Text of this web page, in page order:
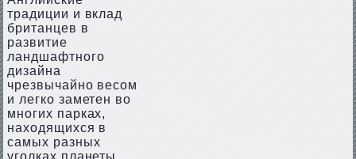
традиции и вклад
британцев в
развитие
ландшафтного
дизайна
чрезвычайно весом
и легко заметен во
многих парках,
находящихся в
самых разных
уголках планеты.